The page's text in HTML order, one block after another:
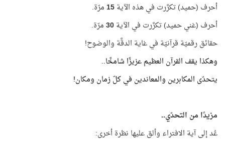
أحرف (حميد) تكرَّرت في هذه الآية15مرّة.
أحرف (غني حميد) تكرَّرت في الآية30مرّة.
حقائق رقميّة قرآنيّة في غاية الدقَّة والوضوح!
وهكذا يقف القرآن العظيم عزيزًا شامخًا..
يتحدّى المكابرين والمعاندين في كلّ زمان ومكان!
مزيدًا من التحدّي..
عُد إلى آية الافتراء وألق عليها نظرة أخرى: